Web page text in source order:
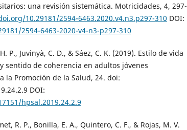
una revisión sistemática. Motricidades, 4, 297-
10.29181/2594-6463.2020.v4.n3.p297-310 DOI:
2594-6463-2020-v4-n3-p297-310
P., Juvinyà, C. D., & Sáez, C. K. (2019). Estilo de vida
sentido de coherencia en adultos jóvenes
la Promoción de la Salud, 24. doi:
DOI:
hpsal.2019.24.2.9
R. P., Bonilla, E. A., Quintero, C. F., & Rojas, M. V.